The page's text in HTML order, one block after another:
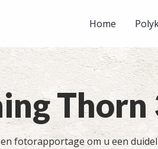
Home
fotorapportage om u een